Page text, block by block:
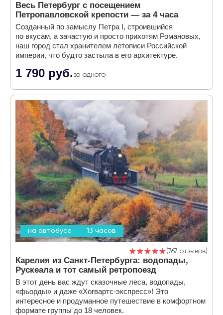
Весь Петербург с посещением
Петропавловской крепости — за 4 часа
Созданный по замыслу Петра I, строившийся
по вкусам, а зачастую и просто прихотям Романовых,
наш город стал хранителем летописи Российской
империи, что будто застыла в его архитектуре.
1 790 руб. за одного
на автобусе 13 часов
767 отзывов
Карелия из Санкт-Петербурга: водопады,
Рускеала и тот самый ретропоезд
В этот день вас ждут сказочные леса, водопады,
«фьорды» и даже «Хогвартс-экспресс»! Это
интересное и продуманное путешествие в комфортном
формате группы до 18 человек.